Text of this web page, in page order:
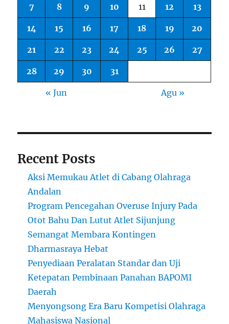
7 8 9 10 11 12 13
14 15 16 17 18 19 20
21 22 23 24 25 26 27
28 29 30 31
« Jun Agu »
Recent Posts
Aksi Memukau Atlet di Cabang Olahraga
Andalan
Program Pencegahan Overuse Injury Pada
Otot Bahu Dan Lutut Atlet Sijunjung
Semangat Membara Kontingen
Dharmasraya Hebat
Penyediaan Peralatan Standar dan Uji
Ketepatan Pembinaan Panahan BAPOMI
Daerah
Menyongsong Era Baru Kompetisi Olahraga
Mahasiswa Nasional